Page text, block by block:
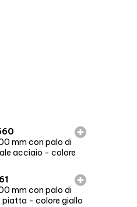
mm con palo di
acciaio - colore
mm con palo di
piatta - colore giallo